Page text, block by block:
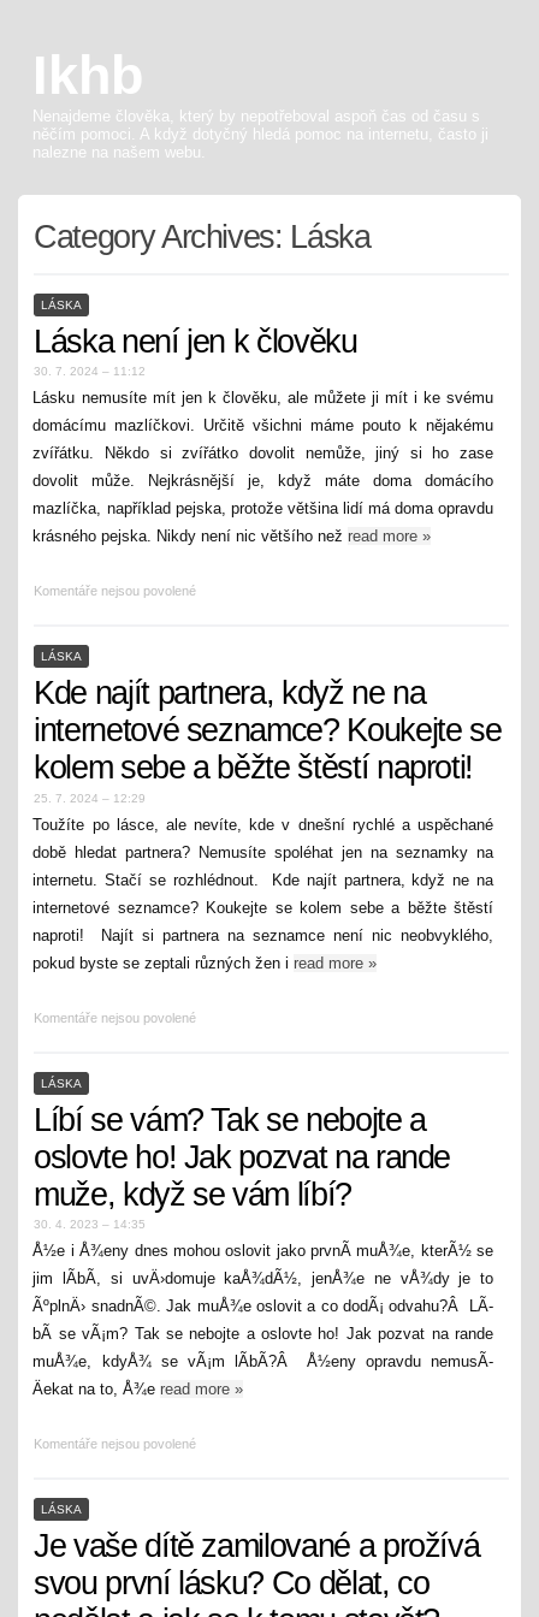
Ikhb
Nenajdeme člověka, který by nepotřeboval aspoň čas od času s
něčím pomoci. A když dotyčný hledá pomoc na internetu, často ji
nalezne na našem webu.
Category Archives: Láska
LÁSKA
Láska není jen k člověku
30. 7. 2024 – 11:12
Lásku nemusíte mít jen k člověku, ale můžete ji mít i ke svému
domácímu mazlíčkovi. Určitě všichni máme pouto k nějakému
zvířátku. Někdo si zvířátko dovolit nemůže, jiný si ho zase
dovolit může. Nejkrásnější je, když máte doma domácího
mazlíčka, například pejska, protože většina lidí má doma opravdu
krásného pejska. Nikdy není nic většího než read more»
Komentáře nejsou povolené
LÁSKA
Kde najít partnera, když ne na
internetové seznamce? Koukejte se
kolem sebe a běžte štěstí naproti!
25. 7. 2024 – 12:29
Toužíte po lásce, ale nevíte, kde v dnešní rychlé a uspěchané
době hledat partnera? Nemusíte spoléhat jen na seznamky na
internetu. Stačí se rozhlédnout. Kde najít partnera, když ne na
internetové seznamce? Koukejte se kolem sebe a běžte štěstí
naproti! Najít si partnera na seznamce není nic neobvyklého,
pokud byste se zeptali různých žen i read more»
Komentáře nejsou povolené
LÁSKA
Líbí se vám? Tak se nebojte a
oslovte ho! Jak pozvat na rande
muže, když se vám líbí?
30. 4. 2023 – 14:35
Å½e i Å¾eny dnes mohou oslovit jako prvnÃ­ muÅ¾e, kterÃ½ se
jim lÃ­bÃ­, si uvÄ›domuje kaÅ¾dÃ½, jenÅ¾e ne vÅ¾dy je to
ÃºplnÄ› snadnÃ©. Jak muÅ¾e oslovit a co dodÃ¡ odvahu?Â LÃ­
bÃ­ se vÃ¡m? Tak se nebojte a oslovte ho! Jak pozvat na rande
muÅ¾e, kdyÅ¾ se vÃ¡m lÃ­bÃ­?Â Å½eny opravdu nemusÃ­
Äekat na to, Å¾e read more»
Komentáře nejsou povolené
LÁSKA
Je vaše dítě zamilované a prožívá
svou první lásku? Co dělat, co